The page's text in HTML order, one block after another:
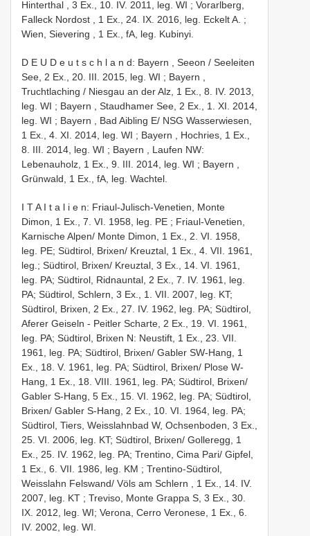
Hinterthal , 3 Ex., 10. IV. 2011, leg. WI ; Vorarlberg,
Falleck Nordost , 1 Ex., 24. IX. 2016, leg. Eckelt A. ;
Wien, Sievering , 1 Ex., fA, leg. Kubinyi.
D E U D e u t s c h l a n d: Bayern , Seeon / Seeleiten
See, 2 Ex., 20. III. 2015, leg. WI ; Bayern ,
Truchtlaching / Niesgau an der Alz, 1 Ex., 8. IV. 2013,
leg. WI ; Bayern , Staudhamer See, 2 Ex., 1. XI. 2014,
leg. WI ; Bayern , Bad Aibling E/ NSG Wasserwiesen,
1 Ex., 4. XI. 2014, leg. WI ; Bayern , Hochries, 1 Ex.,
8. III. 2014, leg. WI ; Bayern , Laufen NW:
Lebenauholz, 1 Ex., 9. III. 2014, leg. WI ; Bayern ,
Grünwald, 1 Ex., fA, leg. Wachtel.
I T A I t a l i e n: Friaul-Julisch-Venetien, Monte
Dimon, 1 Ex., 7. VI. 1958, leg. PE ; Friaul-Venetien,
Karnische Alpen/ Monte Dimon, 1 Ex., 2. VI. 1958,
leg. PE; Südtirol, Brixen/ Kreuztal, 1 Ex., 4. VII. 1961,
leg.; Südtirol, Brixen/ Kreuztal, 3 Ex., 14. VI. 1961,
leg. PA; Südtirol, Ridnauntal, 2 Ex., 7. IV. 1961, leg.
PA; Südtirol, Schlern, 3 Ex., 1. VII. 2007, leg. KT;
Südtirol, Brixen, 2 Ex., 27. IV. 1962, leg. PA; Südtirol,
Aferer Geiseln - Peitler Scharte, 2 Ex., 19. VI. 1961,
leg. PA; Südtirol, Brixen N: Neustift, 1 Ex., 23. VII.
1961, leg. PA; Südtirol, Brixen/ Gabler SW-Hang, 1
Ex., 18. V. 1961, leg. PA; Südtirol, Brixen/ Plose W-
Hang, 1 Ex., 18. VIII. 1961, leg. PA; Südtirol, Brixen/
Gabler S-Hang, 5 Ex., 15. VI. 1962, leg. PA; Südtirol,
Brixen/ Gabler S-Hang, 2 Ex., 10. VI. 1964, leg. PA;
Südtirol, Tiers, Weisslahnbad W, Ochsenboden, 3 Ex.,
25. VI. 2006, leg. KT; Südtirol, Brixen/ Golleregg, 1
Ex., 25. IV. 1962, leg. PA; Trentino, Cima Pari/ Gipfel,
1 Ex., 6. VII. 1986, leg. KM ; Trentino-Südtirol,
Weisslahn Felswand/ Völs am Schlern , 1 Ex., 14. IV.
2007, leg. KT ; Treviso, Monte Grappa S, 3 Ex., 30.
IX. 2012, leg. WI; Verona, Cerro Veronese, 1 Ex., 6.
IV. 2002, leg. WI.